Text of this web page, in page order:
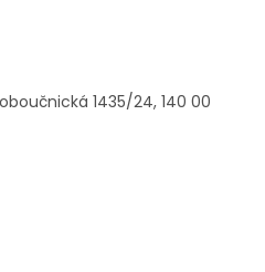
1435/24, 140 00